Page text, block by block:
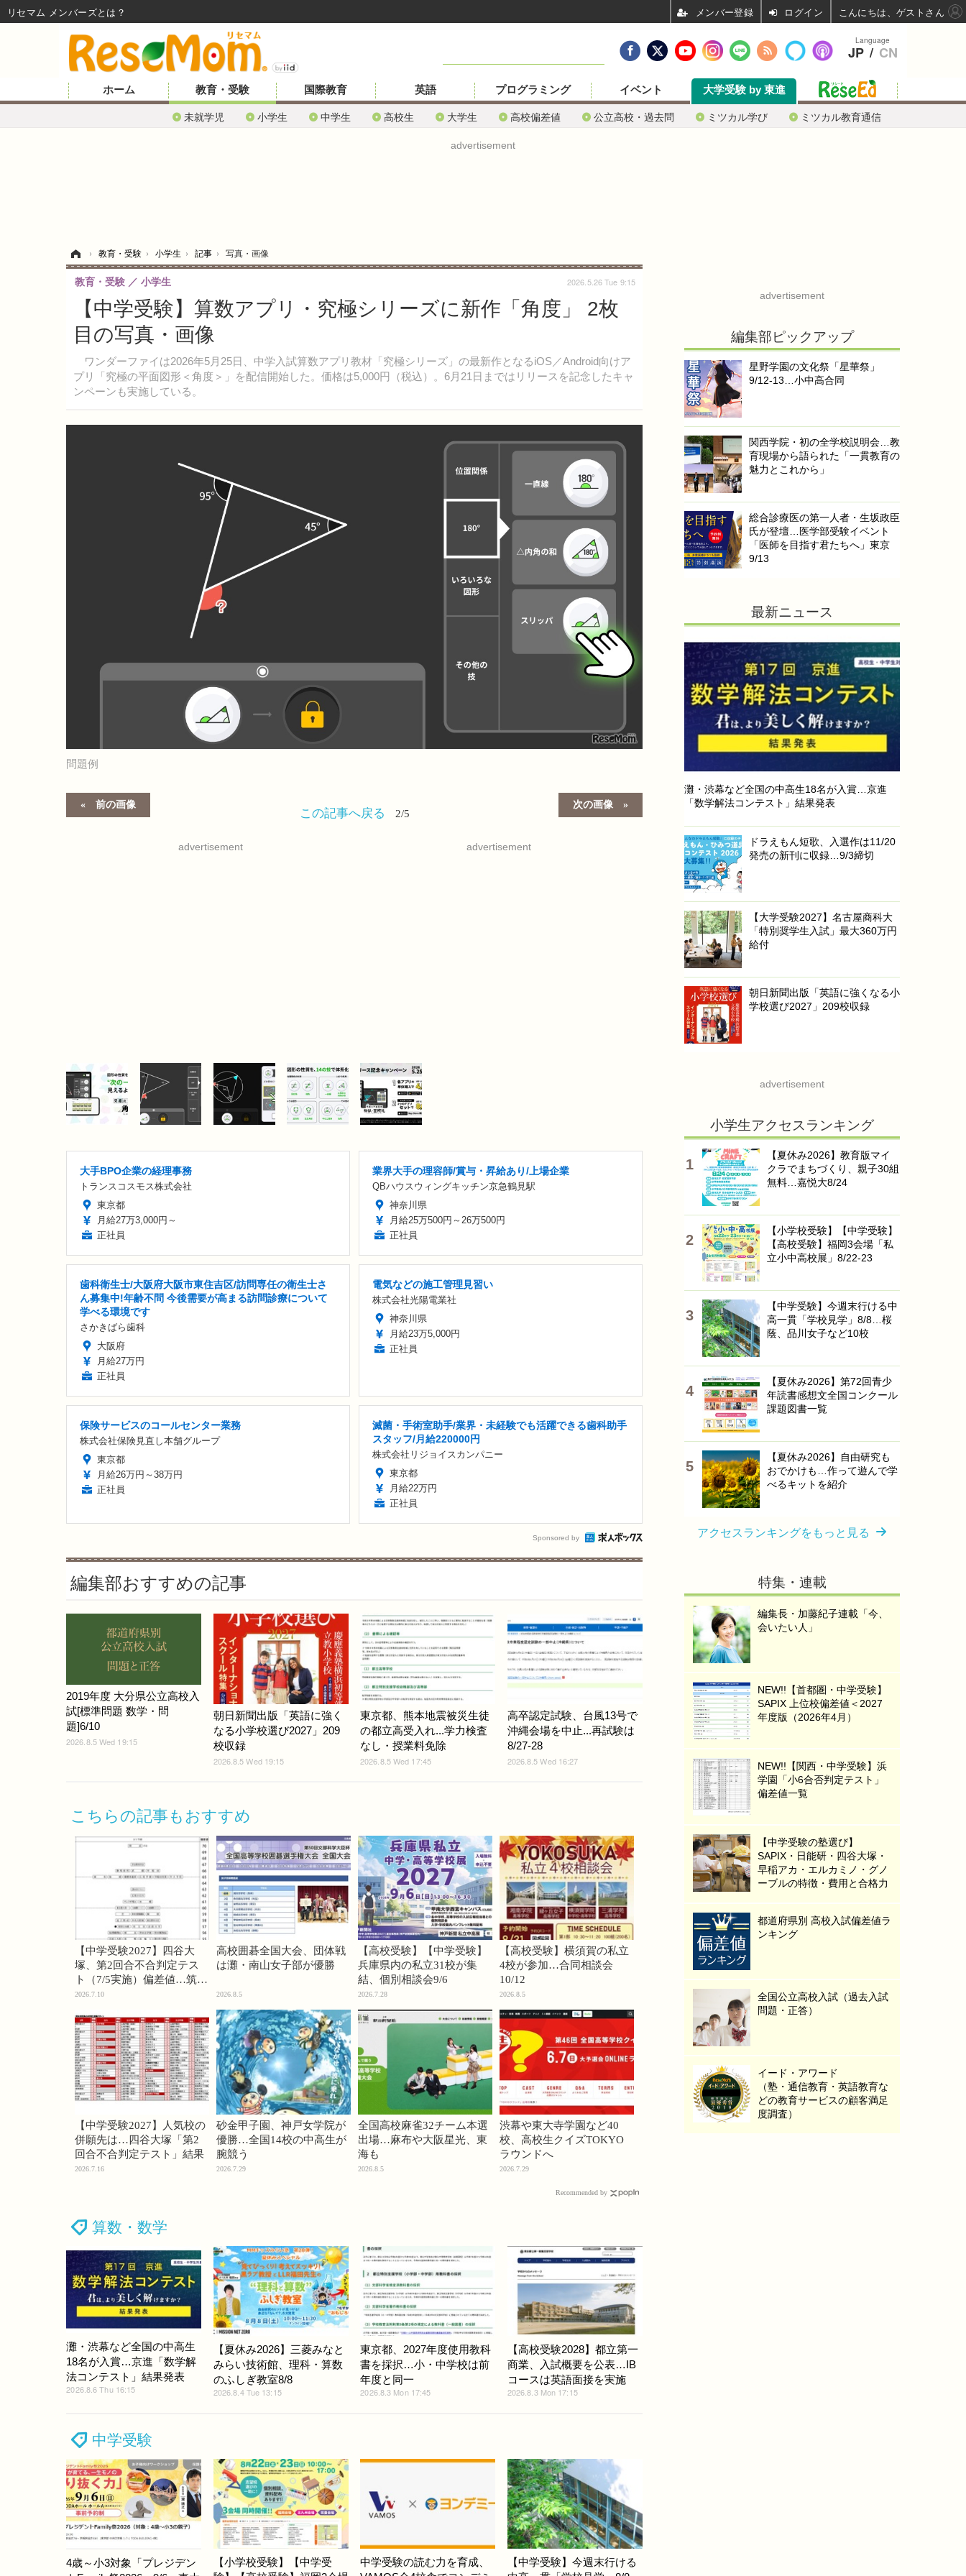
ホーム 教育・受験
未就学児 小学生 中学生 高校生 大学生 高校偏差値 公立高校・過去問 ミツカル学び ミツカル教育通信
国際教育 英語 プログラミング イベント 大学受験 by 東進
advertisement
› 教育・受験 › 小学生 › 記事 › 写真・画像
【中学受験】算数アプリ・究極シリーズに新作「角度」 2枚
目の写真・画像
ワンダーファイは2026年5月25日、中学入試算数アプリ教材「究極シリーズ」の最新作となるiOS／Android向けア
プリ「究極の平面図形＜角度＞」を配信開始した。価格は5,000円（税込）。6月21日まではリリースを記念したキャ
ンペーンも実施している。
教育・受験 小学生 2026.5.26 Tue 9:15
問題例
前の画像 次の画像
この記事へ戻る 2/5
advertisement advertisement
大手BPO企業の経理事務
トランスコスモス株式会社
東京都
月給27万3,000円～
正社員
業界大手の理容師/賞与・昇給あり/上場企業
QBハウスウィングキッチン京急鶴見駅
神奈川県
月給25万500円～26万500円
正社員
歯科衛生士/大阪府大阪市東住吉区/訪問専任の衛生士さ
ん募集中!年齢不問 今後需要が高まる訪問診療について
学べる環境です
さかきばら歯科
大阪府
月給27万円
正社員
電気などの施工管理見習い
株式会社光陽電業社
神奈川県
月給23万5,000円
正社員
保険サービスのコールセンター業務
株式会社保険見直し本舗グループ
東京都
月給26万円～38万円
正社員
滅菌・手術室助手/業界・未経験でも活躍できる歯科助手
スタッフ/月給220000円
株式会社リジョイスカンパニー
東京都
月給22万円
正社員
Sponsored by
編集部おすすめの記事
2019年度 大分県公立高校入
試[標準問題 数学・問
題]6/10
2026.8.5 Wed 19:15
朝日新聞出版「英語に強く
なる小学校選び2027」209
校収録
2026.8.5 Wed 19:15
東京都、熊本地震被災生徒
の都立高受入れ...学力検査
なし・授業料免除
2026.8.5 Wed 17:45
高卒認定試験、台風13号で
沖縄会場を中止...再試験は
8/27-28
2026.8.5 Wed 16:27
こちらの記事もおすすめ
【中学受験2027】四谷大
塚、第2回合不合判定テス
ト（7/5実施）偏差値…筑駒
74・桜蔭70＜PR＞
2026.7.10
高校囲碁全国大会、団体戦
は灘・南山女子部が優勝
2026.8.5
【高校受験】【中学受験】
兵庫県内の私立31校が集
結、個別相談会9/6
2026.7.28
【高校受験】横須賀の私立
4校が参加…合同相談会
10/12
2026.8.5
【中学受験2027】人気校の
併願先は…四谷大塚「第2
回合不合判定テスト」結果
2026.7.16
砂金甲子園、神戸女学院が
優勝…全国14校の中高生が
腕競う
2026.7.29
全国高校麻雀32チーム本選
出場…麻布や大阪星光、東
海も
2026.8.5
渋幕や東大寺学園など40
校、高校生クイズTOKYO
ラウンドへ
2026.7.29
Recommended by
算数・数学
灘・渋幕など全国の中高生
18名が入賞…京進「数学解
法コンテスト」結果発表
2026.8.6 Thu 16:15
【夏休み2026】三菱みなと
みらい技術館、理科・算数
のふしぎ教室8/8
2026.8.4 Tue 13:15
東京都、2027年度使用教科
書を採択…小・中学校は前
年度と同一
2026.8.3 Mon 17:45
【高校受験2028】都立第一
商業、入試概要を公表…IB
コースは英語面接を実施
2026.8.3 Mon 17:15
中学受験
4歳～小3対象「プレジデン
【小学校受験】【中学受
中学受験の読む力を育成、
【中学受験】今週末行ける
advertisement
編集部ピックアップ
星野学園の文化祭「星華祭」
9/12-13…小中高合同
関西学院・初の全学校説明会…教
育現場から語られた「一貫教育の
魅力とこれから」
総合診療医の第一人者・生坂政臣
氏が登壇…医学部受験イベント
「医師を目指す君たちへ」東京
9/13
最新ニュース
灘・渋幕など全国の中高生18名が入賞…京進
「数学解法コンテスト」結果発表
ドラえもん短歌、入選作は11/20
発売の新刊に収録…9/3締切
【大学受験2027】名古屋商科大
「特別奨学生入試」最大360万円
給付
朝日新聞出版「英語に強くなる小
学校選び2027」209校収録
advertisement
小学生アクセスランキング
【夏休み2026】教育版マイ
クラでまちづくり、親子30組
無料…嘉悦大8/24
【小学校受験】【中学受験】
【高校受験】福岡3会場「私
立小中高校展」8/22-23
【中学受験】今週末行ける中
高一貫「学校見学」8/8…桜
蔭、品川女子など10校
【夏休み2026】第72回青少
年読書感想文全国コンクール
課題図書一覧
【夏休み2026】自由研究も
おでかけも…作って遊んで学
べるキットを紹介
アクセスランキングをもっと見る
特集・連載
編集長・加藤紀子連載「今、
会いたい人」
NEW!!【首都圏・中学受験】
SAPIX 上位校偏差値＜2027
年度版（2026年4月）
NEW!!【関西・中学受験】浜
学園「小6合否判定テスト」
偏差値一覧
【中学受験の塾選び】
SAPIX・日能研・四谷大塚・
早稲アカ・エルカミノ・グノ
ーブルの特徴・費用と合格力
都道府県別 高校入試偏差値ラ
ンキング
全国公立高校入試（過去入試
問題・正答）
イード・アワード
（塾・通信教育・英語教育な
どの教育サービスの顧客満足
度調査）
Language
JP / CN
リセマム メンバーズ ログイン こんにちは、ゲストさん